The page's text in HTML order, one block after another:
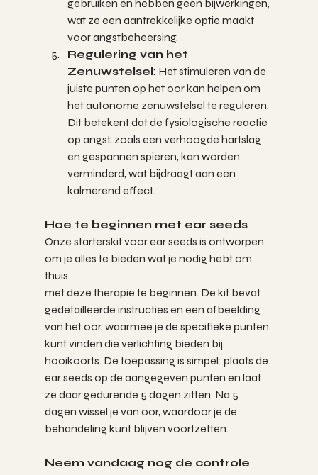
gebruiken en hebben geen bijwerkingen,
wat ze een aantrekkelijke optie maakt
voor angstbeheersing.
Regulering van het
Zenuwstelsel: Het stimuleren van de
juiste punten op het oor kan helpen om
het autonome zenuwstelsel te reguleren.
Dit betekent dat de fysiologische reactie
op angst, zoals een verhoogde hartslag
en gespannen spieren, kan worden
verminderd, wat bijdraagt aan een
kalmerend effect.
Hoe te beginnen met ear seeds
Onze starterskit voor ear seeds is ontworpen
om je alles te bieden wat je nodig hebt om
thuis
met deze therapie te beginnen. De kit bevat
gedetailleerde instructies en een afbeelding
van het oor, waarmee je de specifieke punten
kunt vinden die verlichting bieden bij
hooikoorts. De toepassing is simpel: plaats de
ear seeds op de aangegeven punten en laat
ze daar gedurende 5 dagen zitten. Na 5
dagen wissel je van oor, waardoor je de
behandeling kunt blijven voortzetten.
Neem vandaag nog de controle